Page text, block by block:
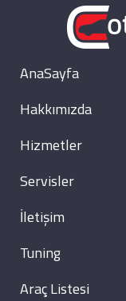
AnaSayfa
Hakkımızda
Hizmetler
Servisler
İletişim
Tuning
Araç Listesi